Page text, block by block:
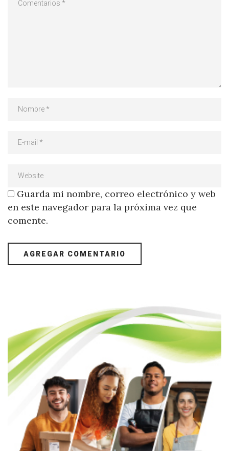
Guarda mi nombre, correo electrónico y web
en este navegador para la próxima vez que
comente.